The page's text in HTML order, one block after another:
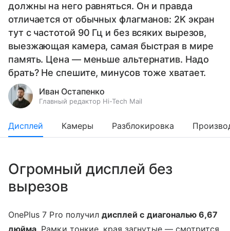
должны на него равняться. Он и правда
отличается от обычных флагманов: 2K экран
тут с частотой 90 Гц и без всяких вырезов,
выезжающая камера, самая быстрая в мире
память. Цена — меньше альтернатив. Надо
брать? Не спешите, минусов тоже хватает.
Иван Остапенко
Главный редактор Hi-Tech Mail
Дисплей Камеры Разблокировка
Огромный дисплей без
вырезов
OnePlus 7 Pro получилдисплей с диагональю 6,67
дюйма. Рамки тонкие, края загнутые — смотрится